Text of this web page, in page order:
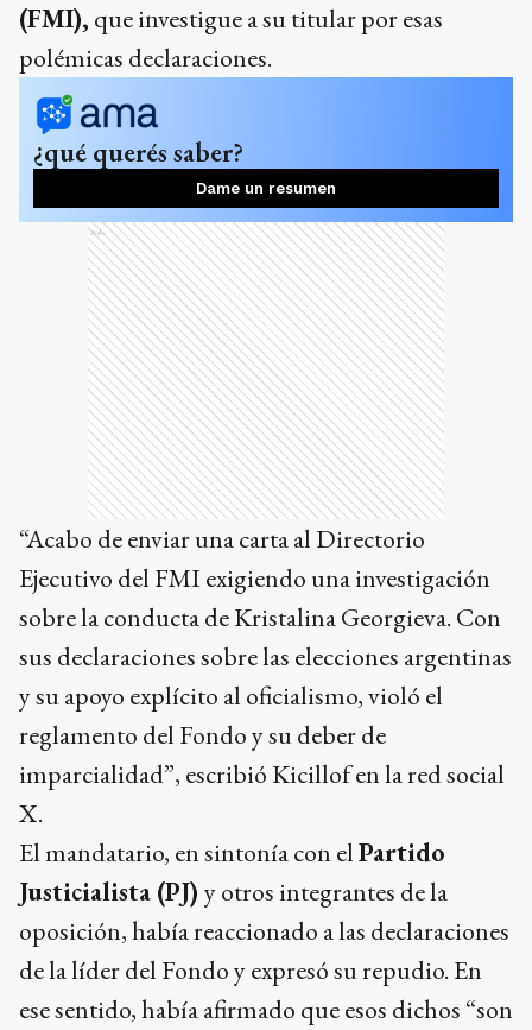
(FMI), que investigue a su titular por esas
polémicas declaraciones.
¿qué querés saber?
Dame un resumen
Ads
“Acabo de enviar una carta al Directorio
Ejecutivo del FMI exigiendo una investigación
sobre la conducta de Kristalina Georgieva. Con
sus declaraciones sobre las elecciones argentinas
y su apoyo explícito al oficialismo, violó el
reglamento del Fondo y su deber de
imparcialidad”, escribió Kicillof en la red social
X.
El mandatario, en sintonía con elPartido
Justicialista (PJ) y otros integrantes de la
oposición, había reaccionado a las declaraciones
de la líder del Fondo y expresó su repudio. En
ese sentido, había afirmado que esos dichos “son